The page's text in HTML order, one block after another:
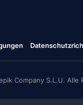
Company S.L.U. Alle